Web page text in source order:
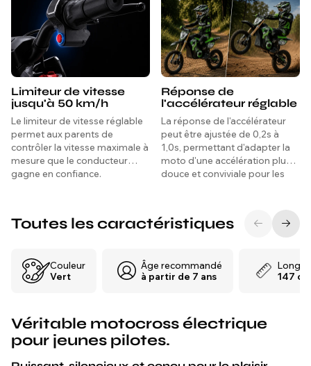
Limiteur de vitesse
jusqu'à 50 km/h
Le limiteur de vitesse réglable
permet aux parents de
contrôler la vitesse maximale à
mesure que le conducteur
gagne en confiance.
Réponse de
l'accélérateur réglable
La réponse de l'accélérateur
peut être ajustée de 0,2s à
1,0s, permettant d'adapter la
moto d'une accélération plus
douce et conviviale pour les
Toutes les caractéristiques
Couleur
Vert
Âge recommandé
à partir de 7 ans
147 cm
Véritable motocross électrique
pour jeunes pilotes.